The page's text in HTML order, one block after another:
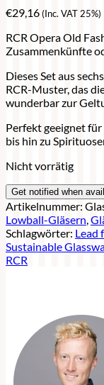
€29,16(Inc. VAT 25%)
RCR Opera Old
Zusammenkünfte
Dieses Set aus
RCR-Muster, das
wunderbar zur
Perfekt geeignet
bis hin zu
Nicht vorrätig
Artikelnummer:
Lowball-Gläsern,
Schlagwörter: Lead
Sustainable
RCR